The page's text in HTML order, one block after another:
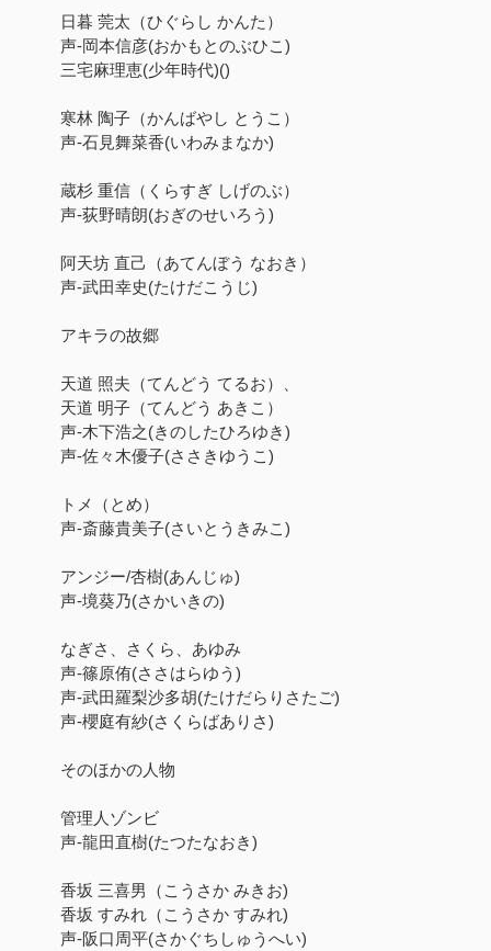
日暮 莞太（ひぐらし かんた）
声-岡本信彦(おかもとのぶひこ)
三宅麻理恵(少年時代)()
寒林 陶子（かんばやし とうこ）
声-石見舞菜香(いわみまなか)
蔵杉 重信（くらすぎ しげのぶ）
声-荻野晴朗(おぎのせいろう)
阿天坊 直己（あてんぼう なおき）
声-武田幸史(たけだこうじ)
アキラの故郷
天道 照夫（てんどう てるお）、
天道 明子（てんどう あきこ）
声-木下浩之(きのしたひろゆき)
声-佐々木優子(ささきゆうこ)
トメ（とめ）
声-斎藤貴美子(さいとうきみこ)
アンジー/杏樹(あんじゅ)
声-境葵乃(さかいきの)
なぎさ、さくら、あゆみ
声-篠原侑(ささはらゆう)
声-武田羅梨沙多胡(たけだらりさたご)
声-櫻庭有紗(さくらばありさ)
そのほかの人物
管理人ゾンビ
声-龍田直樹(たつたなおき)
香坂 三喜男（こうさか みきお)
香坂 すみれ（こうさか すみれ)
声-阪口周平(さかぐちしゅうへい)